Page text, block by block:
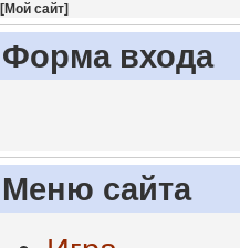
[Мой сайт]
Форма входа
Меню сайта